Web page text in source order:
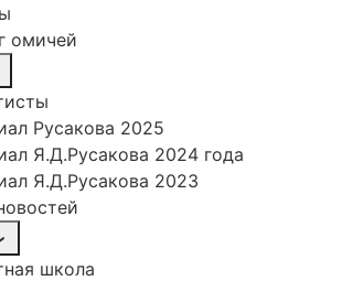
омичей
Русакова 2025
Я.Д.Русакова 2024 года
Я.Д.Русакова 2023
школа